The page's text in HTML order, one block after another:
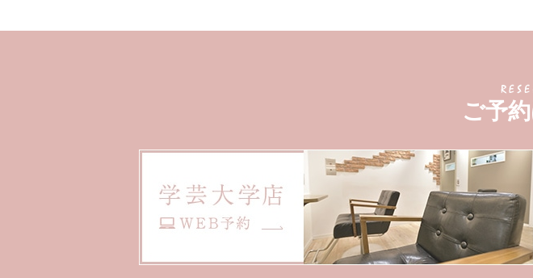
ご予